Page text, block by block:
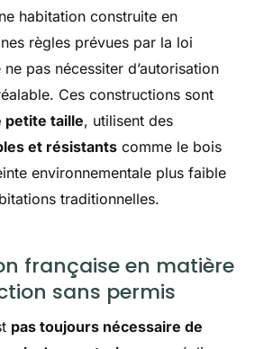
habitation construite en
règles prévues par la loi
pas nécessiter d’autorisation
Ces constructions sont
petite taille, utilisent des
et résistants comme le bois
environnementale plus faible
traditionnelles.
française en matière
sans permis
pas toujours nécessaire de